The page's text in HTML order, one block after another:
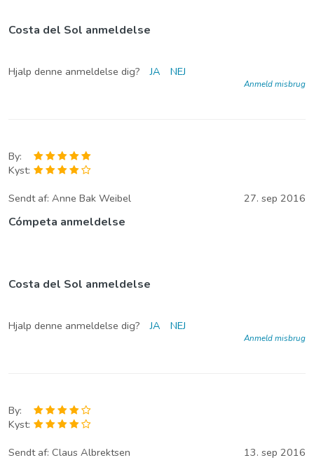
Costa del Sol anmeldelse
Hjalp denne anmeldelse dig? JA NEJ
Anmeld misbrug
By:
Kyst:
Sendt af: Anne Bak Weibel 27. sep 2016
Cómpeta anmeldelse
Costa del Sol anmeldelse
Hjalp denne anmeldelse dig? JA NEJ
Anmeld misbrug
By:
Kyst:
Sendt af: Claus Albrektsen 13. sep 2016